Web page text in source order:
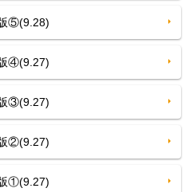
⑤(9.28)
④(9.27)
③(9.27)
②(9.27)
①(9.27)